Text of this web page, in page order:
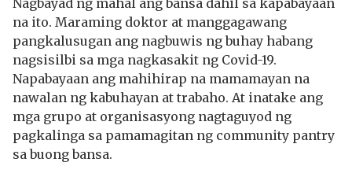
Nagbayad ng mahal ang bansa dahil sa kapabayaan
na ito. Maraming doktor at manggagawang
pangkalusugan ang nagbuwis ng buhay habang
nagsisilbi sa mga nagkasakit ng Covid-19.
Napabayaan ang mahihirap na mamamayan na
nawalan ng kabuhayan at trabaho. At inatake ang
mga grupo at organisasyong nagtaguyod ng
pagkalinga sa pamamagitan ng community pantry
sa buong bansa.